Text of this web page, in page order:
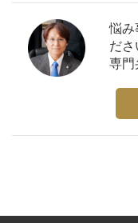
悩み
ださ
専門